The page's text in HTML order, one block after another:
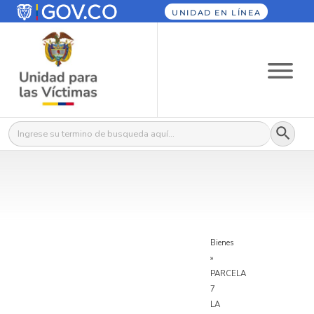
UNIDAD EN LÍNEA
Buscar: Botón
Bienes
»
PARCELA
7
LA